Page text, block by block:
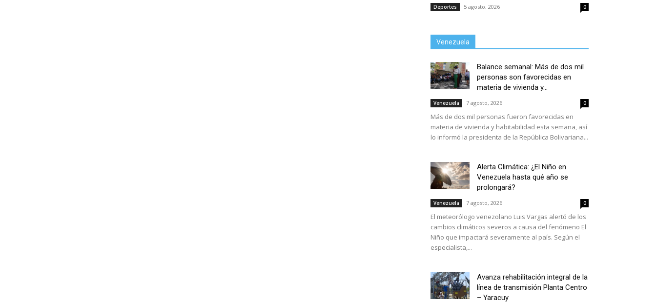
Deportes 5 agosto, 2026 0
Venezuela
Balance semanal: Más de dos mil
personas son favorecidas en
materia de vivienda y...
Venezuela 7 agosto, 2026 0
Más de dos mil personas fueron favorecidas en
materia de vivienda y habitabilidad esta semana, así
lo informó la presidenta de la República Bolivariana...
Alerta Climática: ¿El Niño en
Venezuela hasta qué año se
prolongará?
Venezuela 7 agosto, 2026 0
El meteorólogo venezolano Luis Vargas alertó de los
cambios climáticos severos a causa del fenómeno El
Niño que impactará severamente al país. Según el
especialista,...
Avanza rehabilitación integral de la
línea de transmisión Planta Centro
– Yaracuy